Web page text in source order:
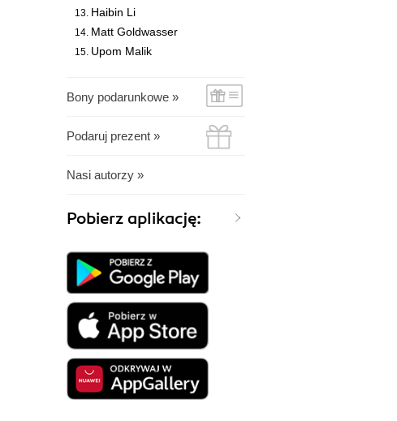
Haibin Li
Matt Goldwasser
Upom Malik
Bony podarunkowe »
Podaruj prezent »
Nasi autorzy »
Pobierz aplikację: